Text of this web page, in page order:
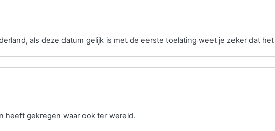
als deze datum gelijk is met de eerste toelating weet je zeker dat
heeft gekregen waar ook ter wereld.